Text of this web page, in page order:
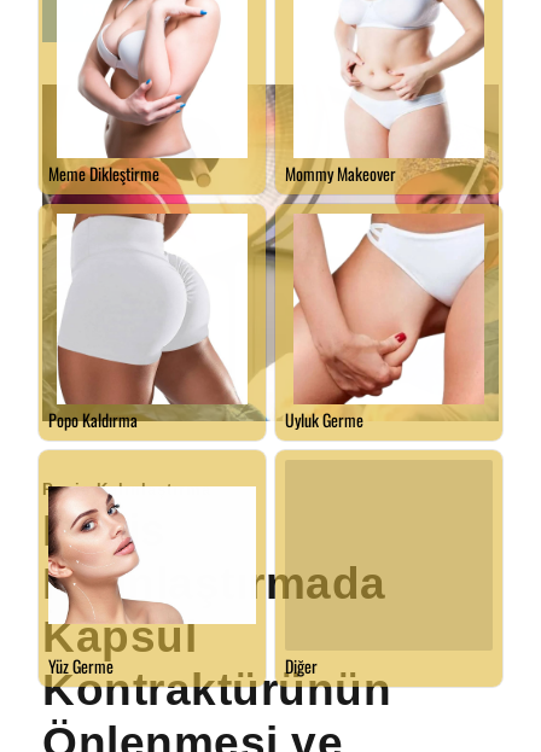
READ MORE
Penis Kalınlaştırma
Penis
Kalınlaştırmada
Kapsül
Kontraktürünün